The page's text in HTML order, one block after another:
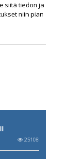
siitä tiedon ja
niin pian
25108